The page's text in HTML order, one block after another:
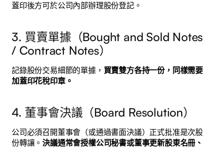
蓋印後方可於公司內部辦理股份登記。
3. 買賣單據（Bought and Sold Notes
/ Contract Notes）
記錄股份交易細節的單據， 買賣雙方各持一份，同樣需要
加蓋印花稅印章。
4. 董事會決議（Board Resolution）
公司必須召開董事會（或通過書面決議）正式批准是次股
份轉讓。決議通常會授權公司秘書或董事更新股東名冊、